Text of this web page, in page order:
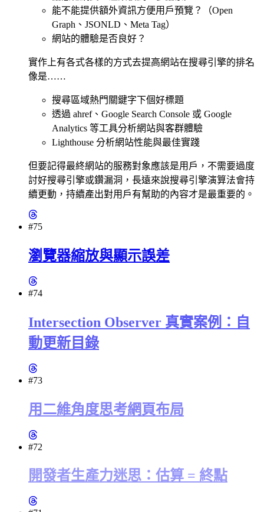
能不能提供額外資訊方便用戶預覽？（Open
Graph、JSONLD、Meta Tag）
網站的體驗是否良好？
實作上有各式各樣的方式去提高網站在搜尋引擎的排名
像是……
搜尋區域熱門關鍵字下個好標題
透過 ahref、Google Search Console 或 Google
Analytics 等工具分析網站與客群體驗
Lighthouse 分析網站性能與最佳實踐
但要記得最終網站的服務對象應該是用戶，不需要過度
討好搜尋引擎或鑽漏洞，長遠來說搜尋引擎演算法會持
續更動，持續產出對用戶有幫助的內容才是最重要的。
#75
瀏覽器縮放與顯示誤差
#74
Intersection Observer 真實案例：自
動更新目錄
#73
用二維角度思考網頁布局
#72
開發者生產力迷思：估算 = 終點